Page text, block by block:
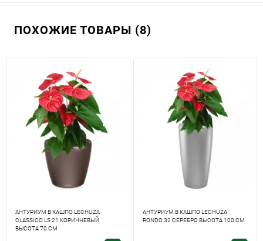
ПОХОЖИЕ ТОВАРЫ (8)
АНТУРИУМ В КАШПО LECHUZA
CLASSICO LS 21 КОРИЧНЕВЫЙ
ВЫСОТА 70 СМ
АНТУРИУМ В КАШПО LECHUZA
RONDO 32 СЕРЕБРО ВЫСОТА 100 СМ